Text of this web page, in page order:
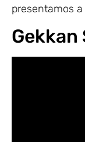
presentamos